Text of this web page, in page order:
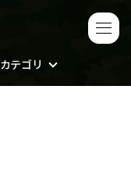
カテゴリ